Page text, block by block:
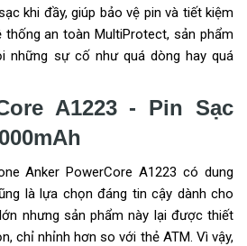
khi đầy, giúp bảo vệ pin và tiết kiệm
thống an toàn MultiProtect, sản phẩm
những sự cố như quá dòng hay quá
A1223 - Pin Sạc
Anker PowerCore A1223 có dung
là lựa chọn đáng tin cậy dành cho
nhưng sản phẩm này lại được thiết
chỉ nhỉnh hơn so với thẻ ATM. Vì vậy,